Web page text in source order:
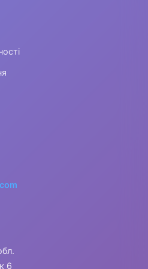
та рибалок
верхній одяг
6